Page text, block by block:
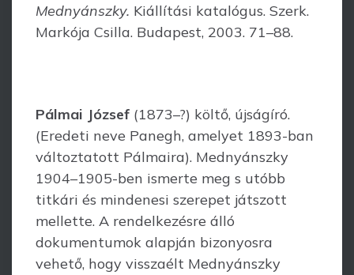
Mednyánszky. Kiállítási katalógus. Szerk.
Markója Csilla. Budapest, 2003. 71–88.
Pálmai József (1873–?) költő, újságíró.
(Eredeti neve Panegh, amelyet 1893-ban
változtatott Pálmaira). Mednyánszky
1904–1905-ben ismerte meg s utóbb
titkári és mindenesi szerepet játszott
mellette. A rendelkezésre álló
dokumentumok alapján bizonyosra
vehető, hogy visszaélt Mednyánszky